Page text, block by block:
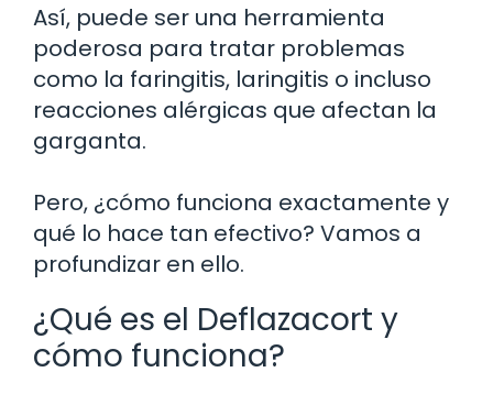
Así, puede ser una herramienta
poderosa para tratar problemas
como la faringitis, laringitis o incluso
reacciones alérgicas que afectan la
garganta.
Pero, ¿cómo funciona exactamente y
qué lo hace tan efectivo? Vamos a
profundizar en ello.
¿Qué es el Deflazacort y
cómo funciona?